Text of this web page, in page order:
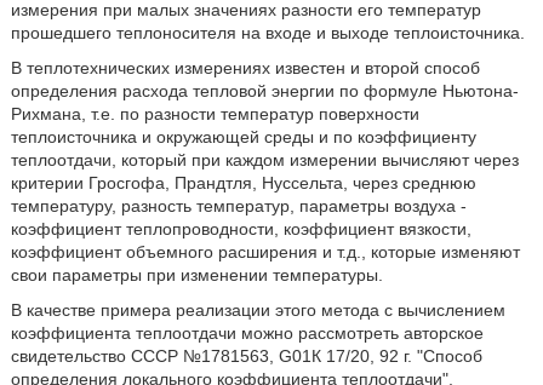
измерения при малых значениях разности его температур
прошедшего теплоносителя на входе и выходе теплоисточника.
В теплотехнических измерениях известен и второй способ
определения расхода тепловой энергии по формуле Ньютона-
Рихмана, т.е. по разности температур поверхности
теплоисточника и окружающей среды и по коэффициенту
теплоотдачи, который при каждом измерении вычисляют через
критерии Гросгофа, Прандтля, Нуссельта, через среднюю
температуру, разность температур, параметры воздуха -
коэффициент теплопроводности, коэффициент вязкости,
коэффициент объемного расширения и т.д., которые изменяют
свои параметры при изменении температуры.
В качестве примера реализации этого метода с вычислением
коэффициента теплоотдачи можно рассмотреть авторское
свидетельство СССР №1781563, G01К 17/20, 92 г. "Способ
определения локального коэффициента теплоотдачи",